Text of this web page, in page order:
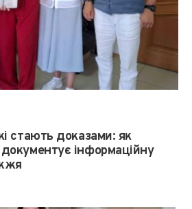
стають доказами: як
інформаційну